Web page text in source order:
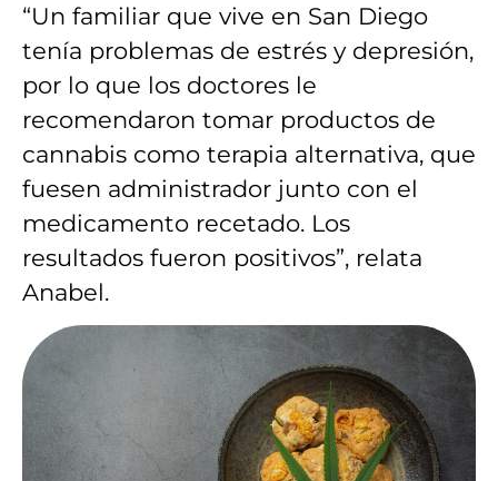
“Un familiar que vive en San Diego
tenía problemas de estrés y depresión,
por lo que los doctores le
recomendaron tomar productos de
cannabis como terapia alternativa, que
fuesen administrador junto con el
medicamento recetado. Los
resultados fueron positivos”, relata
Anabel.